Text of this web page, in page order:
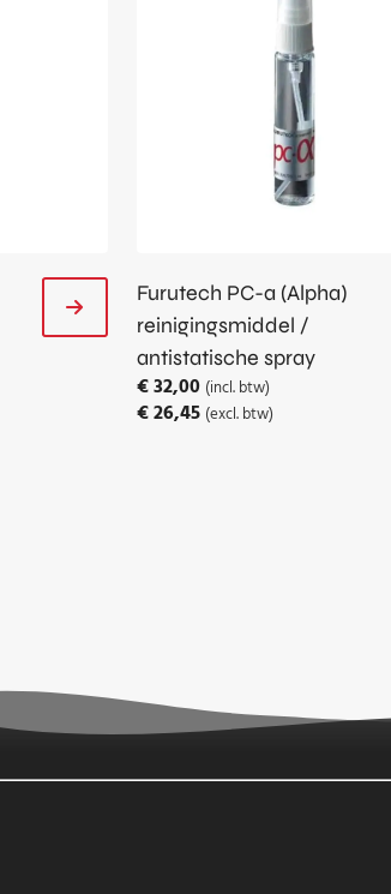
Furutech PC-α (Alpha)
reinigingsmiddel /
antistatische spray
€32,00 (incl. btw)
€26,45 (excl. btw)